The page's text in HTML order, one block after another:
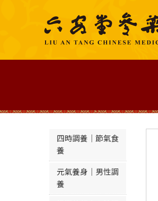
四時調養｜節氣食
養
元氣養身｜男性調
養